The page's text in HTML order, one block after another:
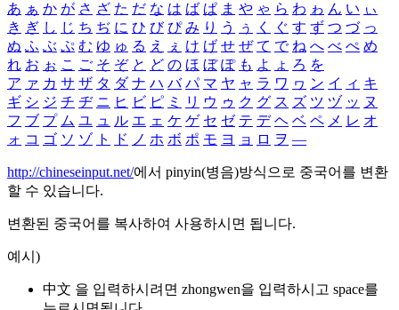
あ ぁ か が さ ざ た だ な は ば ぱ ま や ゃ ら わ ゎ ん い ぃ
き ぎ し じ ち ぢ に ひ び ぴ み り う ぅ く ぐ す ず つ づ っ
ぬ ふ ぶ ぷ む ゆ ゅ る え ぇ け げ せ ぜ て で ね へ べ ぺ め
れ お ぉ こ ご そ ぞ と ど の ほ ぼ ぽ も よ ょ ろ を
ア ァ カ サ ザ タ ダ ナ ハ バ パ マ ヤ ャ ラ ワ ヮ ン イ ィ キ
ギ シ ジ チ ヂ ニ ヒ ビ ピ ミ リ ウ ゥ ク グ ス ズ ツ ヅ ッ ヌ
フ ブ プ ム ユ ュ ル エ ェ ケ ゲ セ ゼ テ デ ヘ ベ ペ メ レ オ
ォ コ ゴ ソ ゾ ト ド ノ ホ ボ ポ モ ヨ ョ ロ ヲ ―
http://chineseinput.net/에서 pinyin(병음)방식으로 중국어를 변환
할 수 있습니다.
변환된 중국어를 복사하여 사용하시면 됩니다.
예시)
中文 을 입력하시려면 zhongwen을 입력하시고 space를